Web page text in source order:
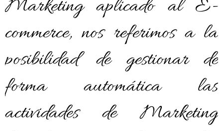
Marketing aplicado al E-
commerce, nos referimos a la
posibilidad de gestionar de
forma automática las
actividades de Marketing